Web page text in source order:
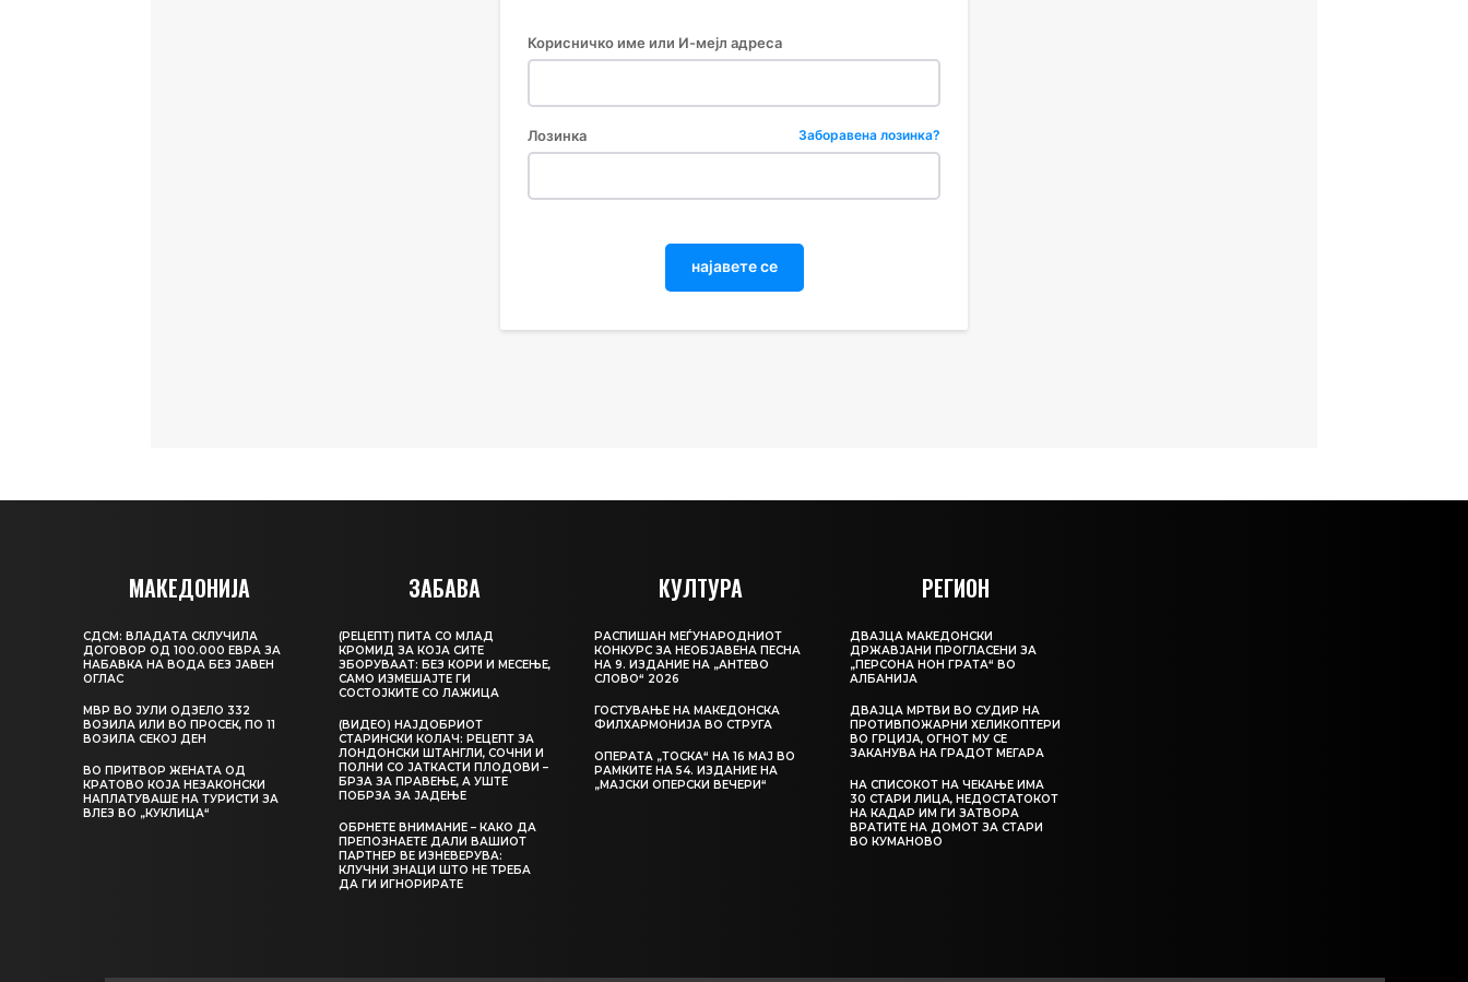
Корисничко име или И-мејл адреса
Лозинка Заборавена лозинка?
најавете се
МАКЕДОНИЈА
СДСМ: ВЛАДАТА СКЛУЧИЛА
ДОГОВОР ОД 100.000 ЕВРА ЗА
НАБАВКА НА ВОДА БЕЗ ЈАВЕН
ОГЛАС
МВР ВО ЈУЛИ ОДЗЕЛО 332
ВОЗИЛА ИЛИ ВО ПРОСЕК, ПО 11
ВОЗИЛА СЕКОЈ ДЕН
ВО ПРИТВОР ЖЕНАТА ОД
КРАТОВО КОЈА НЕЗАКОНСКИ
НАПЛАТУВАШЕ НА ТУРИСТИ ЗА
ВЛЕЗ ВО „КУКЛИЦА“
ЗАБАВА
(РЕЦЕПТ) ПИТА СО МЛАД
КРОМИД ЗА КОЈА СИТЕ
ЗБОРУВААТ: БЕЗ КОРИ И МЕСЕЊЕ,
САМО ИЗМЕШАЈТЕ ГИ
СОСТОЈКИТЕ СО ЛАЖИЦА
(ВИДЕО) НАЈДОБРИОТ
СТАРИНСКИ КОЛАЧ: РЕЦЕПТ ЗА
ЛОНДОНСКИ ШТАНГЛИ, СОЧНИ И
ПОЛНИ СО ЈАТКАСТИ ПЛОДОВИ –
БРЗА ЗА ПРАВЕЊЕ, А УШТЕ
ПОБРЗА ЗА ЈАДЕЊЕ
ОБРНЕТЕ ВНИМАНИЕ – КАКО ДА
ПРЕПОЗНАЕТЕ ДАЛИ ВАШИОТ
ПАРТНЕР ВЕ ИЗНЕВЕРУВА:
КЛУЧНИ ЗНАЦИ ШТО НЕ ТРЕБА
ДА ГИ ИГНОРИРАТЕ
КУЛТУРА
РАСПИШАН МЕЃУНАРОДНИОТ
КОНКУРС ЗА НЕОБЈАВЕНА ПЕСНА
НА 9. ИЗДАНИЕ НА „АНТЕВО
СЛОВО“ 2026
ГОСТУВАЊЕ НА МАКЕДОНСКА
ФИЛХАРМОНИЈА ВО СТРУГА
ОПЕРАТА „ТОСКА“ НА 16 МАЈ ВО
РАМКИТЕ НА 54. ИЗДАНИЕ НА
„МАЈСКИ ОПЕРСКИ ВЕЧЕРИ“
РЕГИОН
ДВАЈЦА МАКЕДОНСКИ
ДРЖАВЈАНИ ПРОГЛАСЕНИ ЗА
„ПЕРСОНА НОН ГРАТА“ ВО
АЛБАНИЈА
ДВАЈЦА МРТВИ ВО СУДИР НА
ПРОТИВПОЖАРНИ ХЕЛИКОПТЕРИ
ВО ГРЦИЈА, ОГНОТ МУ СЕ
ЗАКАНУВА НА ГРАДОТ МЕГАРА
НА СПИСОКОТ НА ЧЕКАЊЕ ИМА
30 СТАРИ ЛИЦА, НЕДОСТАТОКОТ
НА КАДАР ИМ ГИ ЗАТВОРА
ВРАТИТЕ НА ДОМОТ ЗА СТАРИ
ВО КУМАНОВО